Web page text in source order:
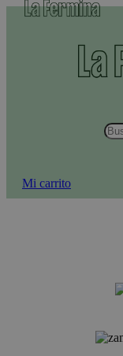
Mi carrito